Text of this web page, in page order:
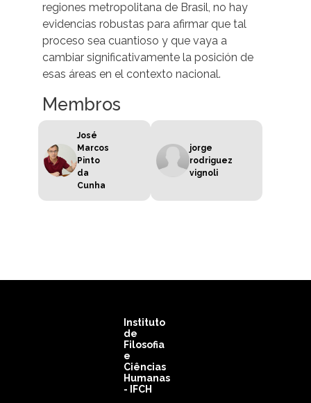
regiones metropolitana de Brasil, no hay
evidencias robustas para afirmar que tal
proceso sea cuantioso y que vaya a
cambiar significativamente la posición de
esas áreas en el contexto nacional.
Membros
José
Marcos
Pinto
da
Cunha
jorge
rodriguez
vignoli
Instituto
de
Filosofia
e
Ciências
Humanas
- IFCH